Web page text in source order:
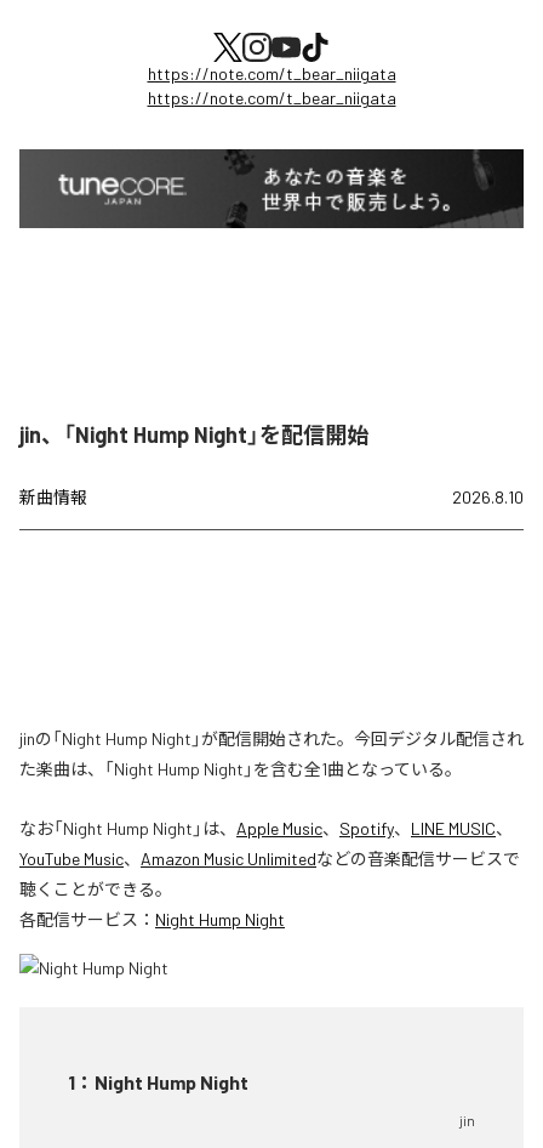
https://note.com/t_bear_niigata
https://note.com/t_bear_niigata
jin、「Night Hump Night」を配信開始
新曲情報 2026.8.10
jinの「Night Hump Night」が配信開始された。今回デジタル配信され
た楽曲は、「Night Hump Night」を含む全1曲となっている。
なお「Night Hump Night 」は、 Apple Music、 Spotify、 LINE MUSIC、
YouTube Music、 Amazon Music Unlimitedなどの音楽配信サービスで
聴くことができる。
各配信サービス： Night Hump Night
1 ： Night Hump Night
jin